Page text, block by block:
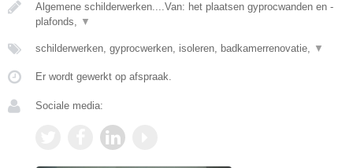
Algemene schilderwerken....Van: het plaatsen gyprocwanden en -
plafonds, ▼
schilderwerken, gyprocwerken, isoleren, badkamerrenovatie, ▼
Er wordt gewerkt op afspraak.
Sociale media: